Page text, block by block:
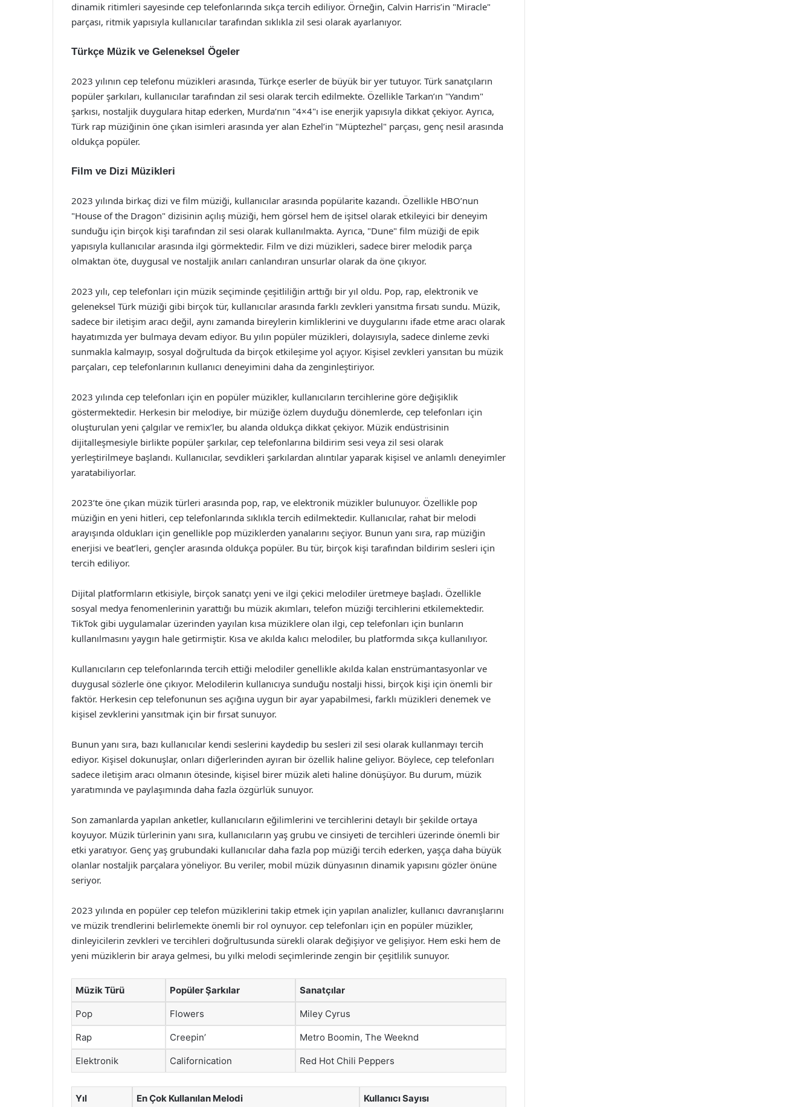
dinamik ritimleri sayesinde cep telefonlarında sıkça tercih ediliyor. Örneğin, Calvin Harris’in "Miracle"
parçası, ritmik yapısıyla kullanıcılar tarafından sıklıkla zil sesi olarak ayarlanıyor.
Türkçe Müzik ve Geleneksel Ögeler
2023 yılının cep telefonu müzikleri arasında, Türkçe eserler de büyük bir yer tutuyor. Türk sanatçıların
popüler şarkıları, kullanıcılar tarafından zil sesi olarak tercih edilmekte. Özellikle Tarkan’ın "Yandım"
şarkısı, nostaljik duygulara hitap ederken, Murda’nın "4×4"ı ise enerjik yapısıyla dikkat çekiyor. Ayrıca,
Türk rap müziğinin öne çıkan isimleri arasında yer alan Ezhel’in "Müptezhel" parçası, genç nesil arasında
oldukça popüler.
Film ve Dizi Müzikleri
2023 yılında birkaç dizi ve film müziği, kullanıcılar arasında popülarite kazandı. Özellikle HBO’nun
"House of the Dragon" dizisinin açılış müziği, hem görsel hem de işitsel olarak etkileyici bir deneyim
sunduğu için birçok kişi tarafından zil sesi olarak kullanılmakta. Ayrıca, "Dune" film müziği de epik
yapısıyla kullanıcılar arasında ilgi görmektedir. Film ve dizi müzikleri, sadece birer melodik parça
olmaktan öte, duygusal ve nostaljik anıları canlandıran unsurlar olarak da öne çıkıyor.
2023 yılı, cep telefonları için müzik seçiminde çeşitliliğin arttığı bir yıl oldu. Pop, rap, elektronik ve
geleneksel Türk müziği gibi birçok tür, kullanıcılar arasında farklı zevkleri yansıtma fırsatı sundu. Müzik,
sadece bir iletişim aracı değil, aynı zamanda bireylerin kimliklerini ve duygularını ifade etme aracı olarak
hayatımızda yer bulmaya devam ediyor. Bu yılın popüler müzikleri, dolayısıyla, sadece dinleme zevki
sunmakla kalmayıp, sosyal doğrultuda da birçok etkileşime yol açıyor. Kişisel zevkleri yansıtan bu müzik
parçaları, cep telefonlarının kullanıcı deneyimini daha da zenginleştiriyor.
2023 yılında cep telefonları için en popüler müzikler, kullanıcıların tercihlerine göre değişiklik
göstermektedir. Herkesin bir melodiye, bir müziğe özlem duyduğu dönemlerde, cep telefonları için
oluşturulan yeni çalgılar ve remix’ler, bu alanda oldukça dikkat çekiyor. Müzik endüstrisinin
dijitalleşmesiyle birlikte popüler şarkılar, cep telefonlarına bildirim sesi veya zil sesi olarak
yerleştirilmeye başlandı. Kullanıcılar, sevdikleri şarkılardan alıntılar yaparak kişisel ve anlamlı deneyimler
yaratabiliyorlar.
2023’te öne çıkan müzik türleri arasında pop, rap, ve elektronik müzikler bulunuyor. Özellikle pop
müziğin en yeni hitleri, cep telefonlarında sıklıkla tercih edilmektedir. Kullanıcılar, rahat bir melodi
arayışında oldukları için genellikle pop müziklerden yanalarını seçiyor. Bunun yanı sıra, rap müziğin
enerjisi ve beat’leri, gençler arasında oldukça popüler. Bu tür, birçok kişi tarafından bildirim sesleri için
tercih ediliyor.
Dijital platformların etkisiyle, birçok sanatçı yeni ve ilgi çekici melodiler üretmeye başladı. Özellikle
sosyal medya fenomenlerinin yarattığı bu müzik akımları, telefon müziği tercihlerini etkilemektedir.
TikTok gibi uygulamalar üzerinden yayılan kısa müziklere olan ilgi, cep telefonları için bunların
kullanılmasını yaygın hale getirmiştir. Kısa ve akılda kalıcı melodiler, bu platformda sıkça kullanılıyor.
Kullanıcıların cep telefonlarında tercih ettiği melodiler genellikle akılda kalan enstrümantasyonlar ve
duygusal sözlerle öne çıkıyor. Melodilerin kullanıcıya sunduğu nostalji hissi, birçok kişi için önemli bir
faktör. Herkesin cep telefonunun ses açığına uygun bir ayar yapabilmesi, farklı müzikleri denemek ve
kişisel zevklerini yansıtmak için bir fırsat sunuyor.
Bunun yanı sıra, bazı kullanıcılar kendi seslerini kaydedip bu sesleri zil sesi olarak kullanmayı tercih
ediyor. Kişisel dokunuşlar, onları diğerlerinden ayıran bir özellik haline geliyor. Böylece, cep telefonları
sadece iletişim aracı olmanın ötesinde, kişisel birer müzik aleti haline dönüşüyor. Bu durum, müzik
yaratımında ve paylaşımında daha fazla özgürlük sunuyor.
Son zamanlarda yapılan anketler, kullanıcıların eğilimlerini ve tercihlerini detaylı bir şekilde ortaya
koyuyor. Müzik türlerinin yanı sıra, kullanıcıların yaş grubu ve cinsiyeti de tercihleri üzerinde önemli bir
etki yaratıyor. Genç yaş grubundaki kullanıcılar daha fazla pop müziği tercih ederken, yaşça daha büyük
olanlar nostaljik parçalara yöneliyor. Bu veriler, mobil müzik dünyasının dinamik yapısını gözler önüne
seriyor.
2023 yılında en popüler cep telefon müziklerini takip etmek için yapılan analizler, kullanıcı davranışlarını
ve müzik trendlerini belirlemekte önemli bir rol oynuyor. cep telefonları için en popüler müzikler,
dinleyicilerin zevkleri ve tercihleri doğrultusunda sürekli olarak değişiyor ve gelişiyor. Hem eski hem de
yeni müziklerin bir araya gelmesi, bu yılki melodi seçimlerinde zengin bir çeşitlilik sunuyor.
Müzik Türü Popüler Şarkılar Sanatçılar
Pop Flowers Miley Cyrus
Rap Creepin’ Metro Boomin, The Weeknd
Elektronik Californication Red Hot Chili Peppers
Yıl En Çok Kullanılan Melodi Kullanıcı Sayısı